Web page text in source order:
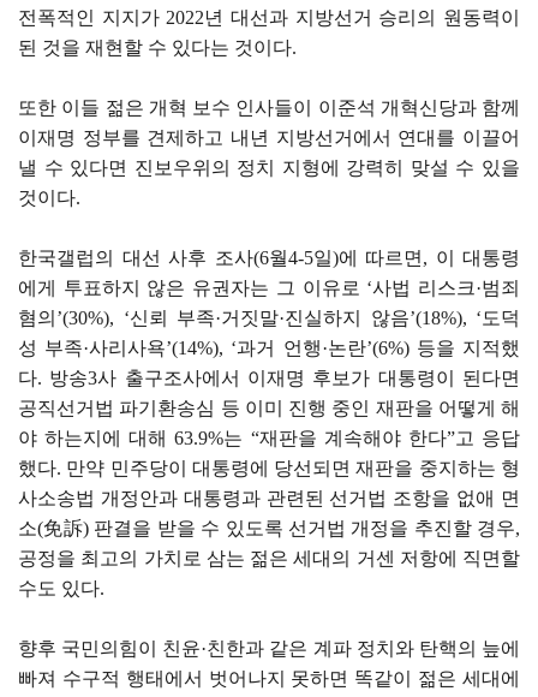
전폭적인 지지가 2022년 대선과 지방선거 승리의 원동력이
된 것을 재현할 수 있다는 것이다.
또한 이들 젊은 개혁 보수 인사들이 이준석 개혁신당과 함께
이재명 정부를 견제하고 내년 지방선거에서 연대를 이끌어
낼 수 있다면 진보우위의 정치 지형에 강력히 맞설 수 있을
것이다.
한국갤럽의 대선 사후 조사(6월4-5일)에 따르면, 이 대통령
에게 투표하지 않은 유권자는 그 이유로 ‘사법 리스크·범죄
혐의’(30%), ‘신뢰 부족·거짓말·진실하지 않음’(18%), ‘도덕
성 부족·사리사욕’(14%), ‘과거 언행·논란’(6%) 등을 지적했
다. 방송3사 출구조사에서 이재명 후보가 대통령이 된다면
공직선거법 파기환송심 등 이미 진행 중인 재판을 어떻게 해
야 하는지에 대해 63.9%는 “재판을 계속해야 한다”고 응답
했다. 만약 민주당이 대통령에 당선되면 재판을 중지하는 형
사소송법 개정안과 대통령과 관련된 선거법 조항을 없애 면
소(免訴) 판결을 받을 수 있도록 선거법 개정을 추진할 경우,
공정을 최고의 가치로 삼는 젊은 세대의 거센 저항에 직면할
수도 있다.
향후 국민의힘이 친윤·친한과 같은 계파 정치와 탄핵의 늪에
빠져 수구적 행태에서 벗어나지 못하면 똑같이 젊은 세대에